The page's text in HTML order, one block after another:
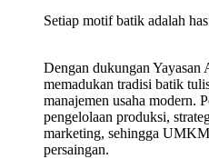
Setiap motif batik adalah
Dengan dukungan Yayasan
memadukan tradisi batik
manajemen usaha modern.
pengelolaan produksi,
marketing, sehingga
persaingan.